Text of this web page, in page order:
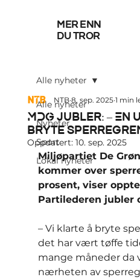
mer enn
du tror
Alle nyheter
Nyheter
Sport
Lokal nyheter
Alle nyheter
MDG jubler: –
bryte
NTB 8. sep. 2025 1 min
Oppdatert: 10. sep. 2025
Miljøpartiet De
kommer over
prosent, viser
Partilederen jubler
– Vi klarte å bryte
det har vært tøffe
mange måneder da
nærheten av